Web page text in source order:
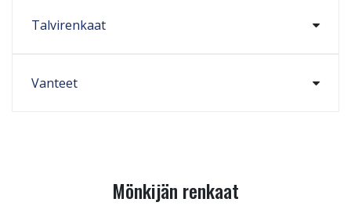
Talvirenkaat
Vanteet
Mönkijän renkaat